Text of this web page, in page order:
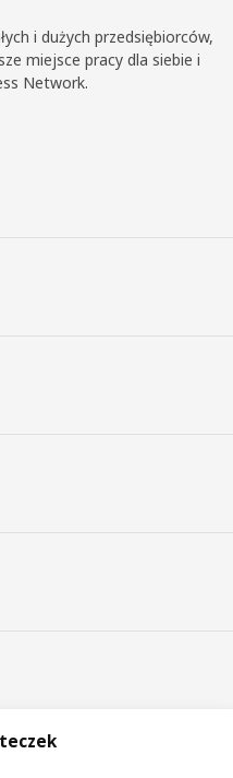
i dużych przedsiębiorców,
miejsce pracy dla siebie i
Network.